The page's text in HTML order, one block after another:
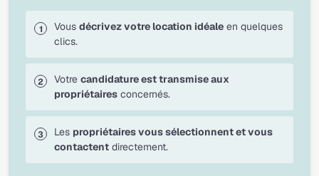
Vous décrivez votre location idéale en quelques
clics.
Votre candidature est transmise aux
propriétaires concernés.
Les propriétaires vous sélectionnent et vous
contactent directement.